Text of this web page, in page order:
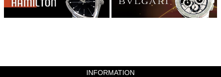
INFORMATION